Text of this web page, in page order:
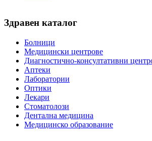
Здравен каталог
Болници
Медицински центрове
Диагностично-консултативни
Аптеки
Лаборатории
Оптики
Лекари
Стоматолози
Дентална медицина
Медицинско образование